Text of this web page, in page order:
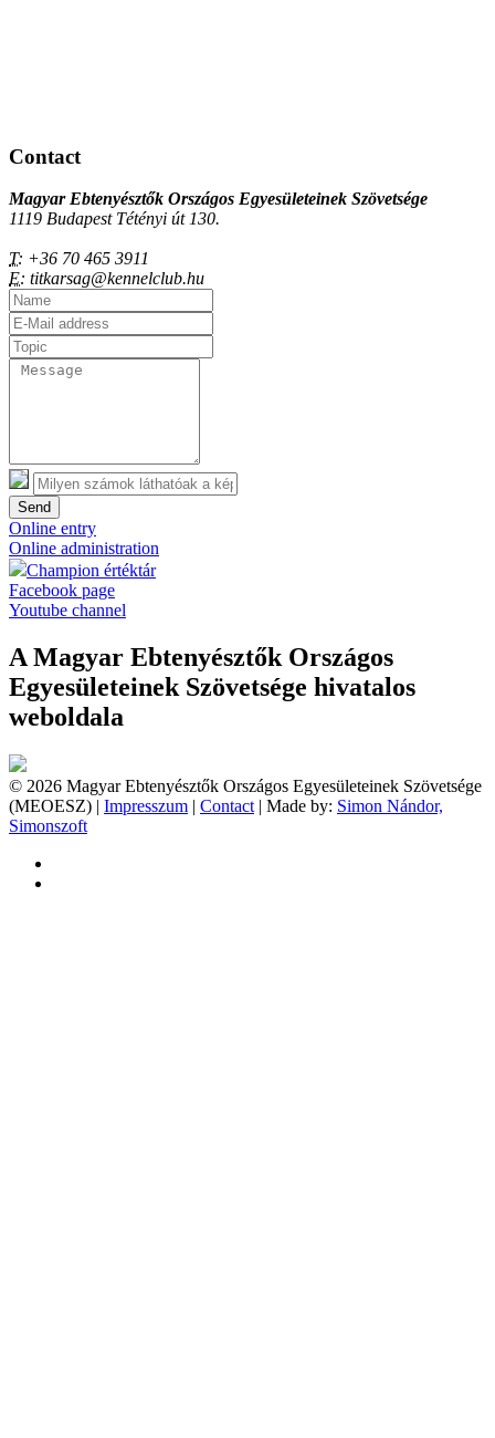
Contact
Magyar Ebtenyésztők Országos Egyesületeinek Szövetsége
1119 Budapest Tétényi út 130.
T: +36 70 465 3911
E: titkarsag@kennelclub.hu
Send
Online entry
Online administration
Champion értéktár
Facebook page
Youtube channel
A Magyar Ebtenyésztők Országos
Egyesületeinek Szövetsége hivatalos
weboldala
© 2026 Magyar Ebtenyésztők Országos Egyesületeinek Szövetsége
(MEOESZ) | Impresszum | Contact | Made by: Simon Nándor,
Simonszoft